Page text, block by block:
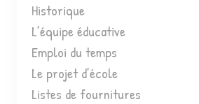
Historique
L’équipe éducative
Emploi du temps
Le projet d’école
Listes de fournitures